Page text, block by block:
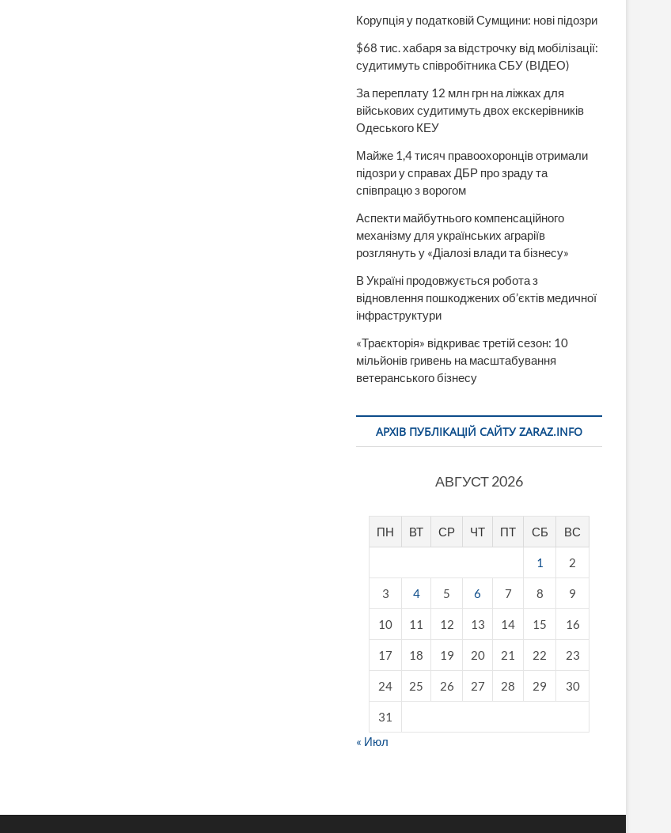
Корупція у податковій Сумщини: нові підозри
$68 тис. хабаря за відстрочку від мобілізації:
судитимуть співробітника СБУ (ВІДЕО)
За переплату 12 млн грн на ліжках для
військових судитимуть двох екскерівників
Одеського КЕУ
Майже 1,4 тисяч правоохоронців отримали
підозри у справах ДБР про зраду та
співпрацю з ворогом
Аспекти майбутнього компенсаційного
механізму для українських аграріїв
розглянуть у «Діалозі влади та бізнесу»
В Україні продовжується робота з
відновлення пошкоджених об’єктів медичної
інфраструктури
«Траєкторія» відкриває третій сезон: 10
мільйонів гривень на масштабування
ветеранського бізнесу
АРХІВ ПУБЛІКАЦІЙ САЙТУ ZARAZ.INFO
АВГУСТ 2026
ПН ВТ СР ЧТ ПТ СБ ВС
1 2
3 4 5 6 7 8 9
10 11 12 13 14 15 16
17 18 19 20 21 22 23
24 25 26 27 28 29 30
31
« Июл